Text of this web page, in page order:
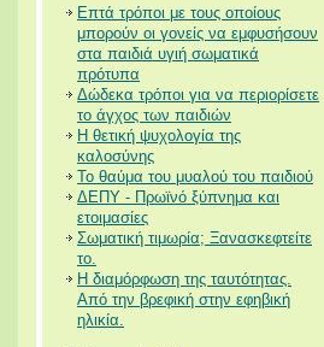
Επτά τρόποι με τους οποίους
μπορούν οι γονείς να εμφυσήσουν
στα παιδιά υγιή σωματικά
πρότυπα
Δώδεκα τρόποι για να περιορίσετε
το άγχος των παιδιών
Η θετική ψυχολογία της
καλοσύνης
Το θαύμα του μυαλού του παιδιού
ΔΕΠΥ - Πρωϊνό ξύπνημα και
ετοιμασίες
Σωματική τιμωρία; Ξανασκεφτείτε
το.
Η διαμόρφωση της ταυτότητας.
Από την βρεφική στην εφηβική
ηλικία.